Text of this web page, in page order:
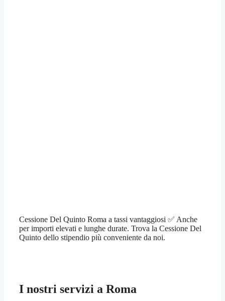
Cessione Del Quinto Roma a tassi vantaggiosi ✅ Anche
per importi elevati e lunghe durate. Trova la Cessione Del
Quinto dello stipendio più conveniente da noi.
I nostri servizi a Roma